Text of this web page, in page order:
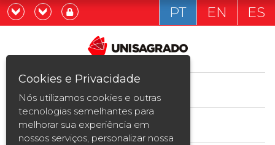
Graduação
Pós-graduação e MBA
Curta Duração
Já sou estudande
Quero ser estudante
PT EN ES
ESTUDE AQUI
Cookies e Privacidade
Nós utilizamos cookies e outras
tecnologias semelhantes para
melhorar sua experiência em
nossos serviços, personalizar nossa